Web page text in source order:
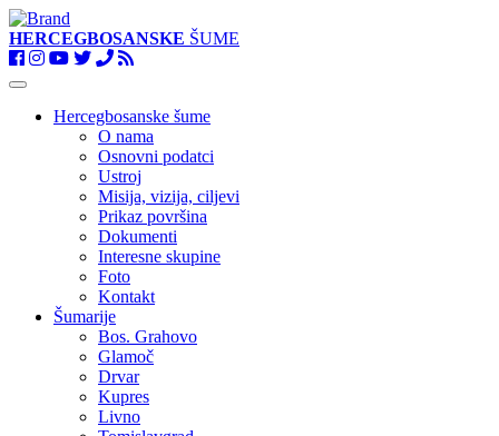
HERCEGBOSANSKE ŠUME
Toggle
navigationHercegbosanske šume
O nama
Osnovni podatci
Ustroj
Misija, vizija, ciljevi
Prikaz površina
Dokumenti
Interesne skupine
Foto
Kontakt
Šumarije
Bos. Grahovo
Glamoč
Drvar
Kupres
Livno